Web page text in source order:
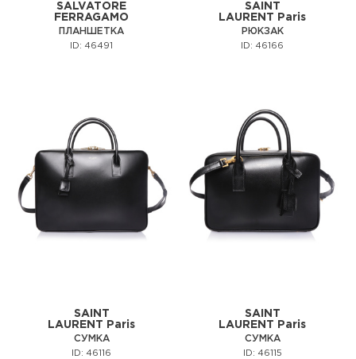
SALVATORE
FERRAGAMO
ПЛАНШЕТКА
ID: 46491
SAINT
LAURENT Paris
РЮКЗАК
ID: 46166
SAINT
LAURENT Paris
СУМКА
ID: 46116
SAINT
LAURENT Paris
СУМКА
ID: 46115